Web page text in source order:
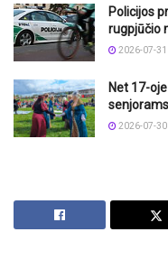
Policijos
rugpjūčio
2026-07-31
Net 17-
2026-07-30